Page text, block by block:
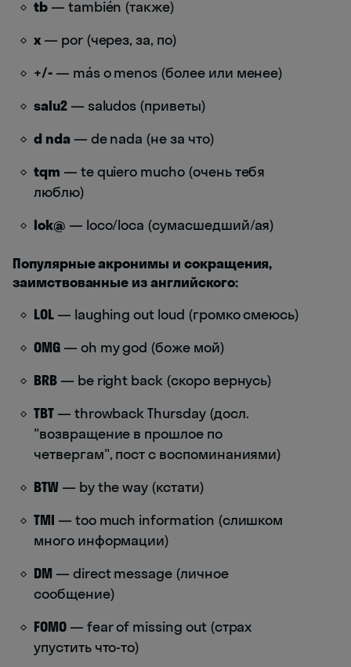
tb— también (также)
x— por (через, за, по)
+/-— más o menos (более или менее)
salu2— saludos (приветы)
d nda — de nada (не за что)
tqm — te quiero mucho (очень тебя
люблю)
lok@ — loco/loca (сумасшедший/ая)
Популярные акронимы и сокращения,
заимствованные из английского:
LOL— laughing out loud (громко смеюсь)
OMG— oh my god (боже мой)
BRB— be right back (скоро вернусь)
TBT— throwback Thursday (досл.
"возвращение в прошлое по
четвергам", пост с воспоминаниями)
BTW— by the way (кстати)
TMI — too much information (слишком
много информации)
DM — direct message (личное
сообщение)
FOMO— fear of missing out (страх
упустить что-то)